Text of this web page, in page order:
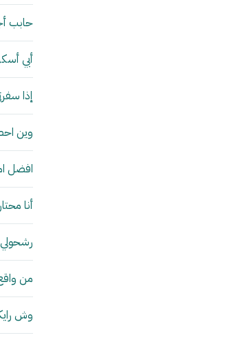
حابب
أبي
إذا
وين
افضل
أنا
من
وش